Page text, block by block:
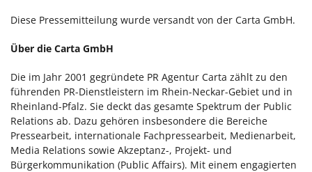
Diese Pressemitteilung wurde versandt von der Carta GmbH.
Über die Carta GmbH
Die im Jahr 2001 gegründete PR Agentur Carta zählt zu den
führenden PR-Dienstleistern im Rhein-Neckar-Gebiet und in
Rheinland-Pfalz. Sie deckt das gesamte Spektrum der Public
Relations ab. Dazu gehören insbesondere die Bereiche
Pressearbeit, internationale Fachpressearbeit, Medienarbeit,
Media Relations sowie Akzeptanz-, Projekt- und
Bürgerkommunikation (Public Affairs). Mit einem engagierten